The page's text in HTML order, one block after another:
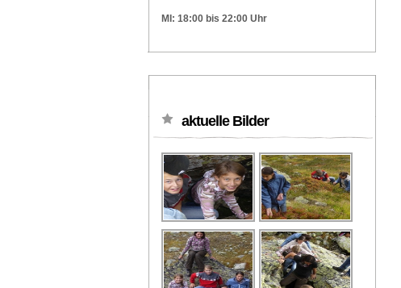
MI: 18:00 bis 22:00 Uhr
aktuelle Bilder